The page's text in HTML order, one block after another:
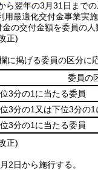
翌年の3月31日までの
最適化交付金事業実
の交付金額を委員の
正)
に掲げる委員の区分に
委員の
3分の1に当たる委員
3分の1又は下位3分の1
3分の1に当たる委員
正)
2日から施行する。